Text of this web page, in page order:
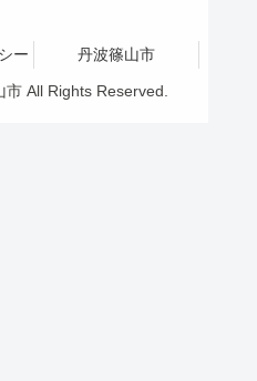
ー 丹波篠山市
市 All Rights Reserved.